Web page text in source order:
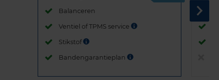
Balanceren
Ventiel of TPMS service
Stikstof
Bandengarantieplan